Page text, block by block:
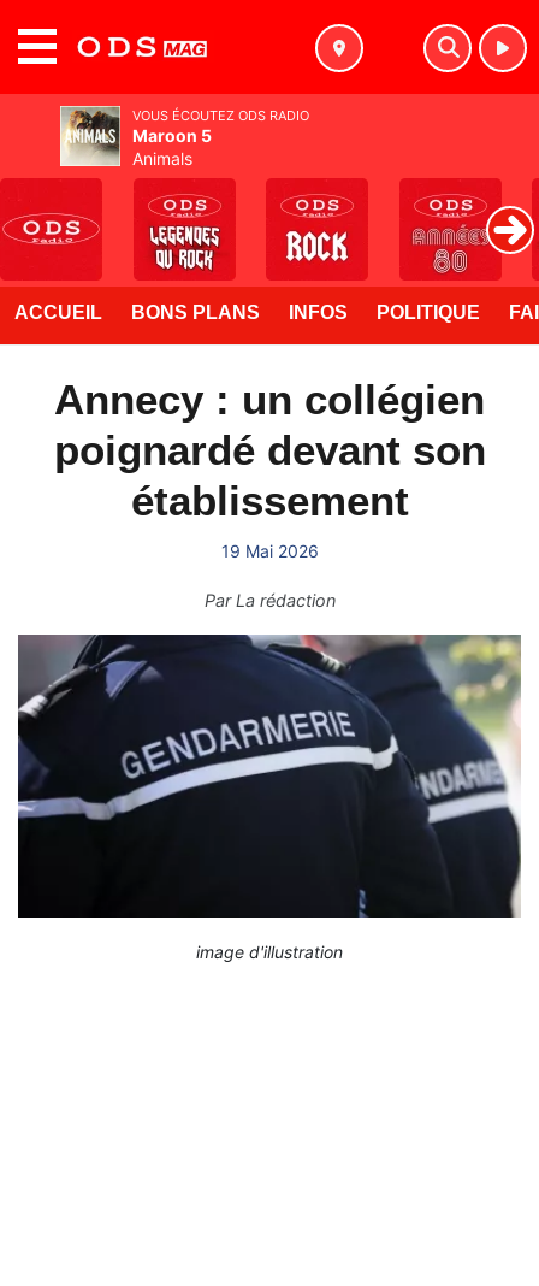
ACCUEIL BONS PLANS INFOS POLITIQUE
Annecy : un collégien
poignardé devant son
établissement
19 Mai 2026
ParLa rédaction
image d'illustration
VOUS ÉCOUTEZ ODS RADIO
Maroon 5
Animals